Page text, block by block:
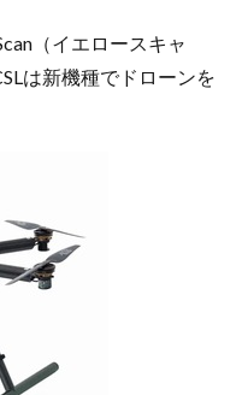
（イエロースキャ
は新機種でドローンを